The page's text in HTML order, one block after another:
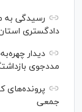
رسیدگی به
دادگستری
مددجوی
پرونده‌های
جمعی